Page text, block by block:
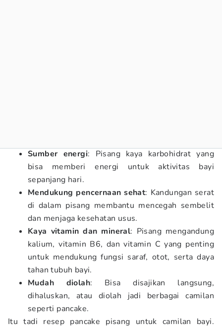
Sumber energi: Pisang kaya karbohidrat yang
bisa memberi energi untuk aktivitas bayi
sepanjang hari.
Mendukung pencernaan sehat: Kandungan serat
di dalam pisang membantu mencegah sembelit
dan menjaga kesehatan usus.
Kaya vitamin dan mineral: Pisang mengandung
kalium, vitamin B6, dan vitamin C yang penting
untuk mendukung fungsi saraf, otot, serta daya
tahan tubuh bayi.
Mudah diolah: Bisa disajikan langsung,
dihaluskan, atau diolah jadi berbagai camilan
seperti pancake.
Itu tadi resep pancake pisang untuk camilan bayi.